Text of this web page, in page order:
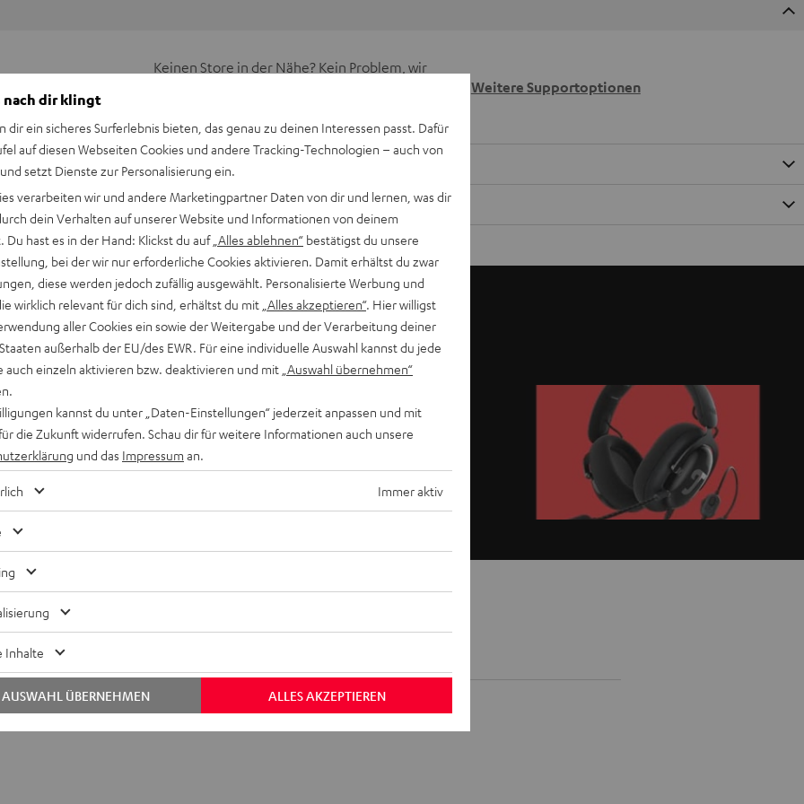
Keinen Store in der Nähe? Kein Problem, wir
Weitere Supportoptionen
um deinen ZOLA optimal an dein Gaming-Setup oder deine
Sets bestellen, um die Farbpalette zu erweitern. Die
zeitlos, urban und ziemlich frisch, wie wir finden.
(Paar) + Ohrpolster (Paar) + Mikrofonschutz
nach dir klingt
dir ein sicheres Surferlebnis bieten, das genau zu deinen Interessen passt. Dafür
auf diesen Webseiten Cookies und andere Tracking-Technologien – auch von
setzt Dienste zur Personalisierung ein.
verarbeiten wir und andere Marketingpartner Daten von dir und lernen, was dir
dein Verhalten auf unserer Website und Informationen von deinem
Du hast es in der Hand: Klickst du auf „Alles ablehnen“ bestätigst du unsere
bei der wir nur erforderliche Cookies aktivieren. Damit erhältst du zwar
diese werden jedoch zufällig ausgewählt. Personalisierte Werbung und
wirklich relevant für dich sind, erhältst du mit „Alles akzeptieren“. Hier willigst
aller Cookies ein sowie der Weitergabe und der Verarbeitung deiner
außerhalb der EU/des EWR. Für eine individuelle Auswahl kannst du jede
auch einzeln aktivieren bzw. deaktivieren und mit „Auswahl übernehmen“
kannst du unter „Daten-Einstellungen“ jederzeit anpassen und mit
die Zukunft widerrufen. Schau dir für weitere Informationen auch unsere
und das Impressum an.
Immer aktiv
Inhalte
ALLES AKZEPTIEREN
AUSWAHL ÜBERNEHMEN